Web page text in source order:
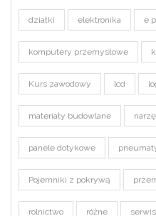
działki elektronika e
komputery przemysłowe
Kurs zawodowy lcd
materiały budowlane
panele dotykowe
Pojemniki z pokrywą
rolnictwo różne